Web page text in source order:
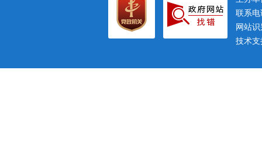
联系电
网站
技术